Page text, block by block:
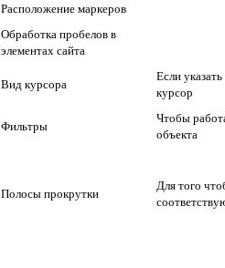
Расположение маркеров
Обработка пробелов в
элементах сайта
Вид курсора
Если
курсор
Фильтры
Чтобы
объекта
Полосы прокрутки
Для того